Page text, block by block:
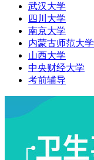
武汉大学
四川大学
南京大学
内蒙古师范大学
山西大学
中央财经大学
考前辅导